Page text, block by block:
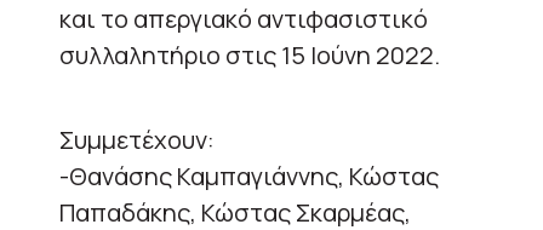
και το απεργιακό αντιφασιστικό
συλλαλητήριο στις 15 Ιούνη 2022.
Συμμετέχουν:
-Θανάσης Καμπαγιάννης, Κώστας
Παπαδάκης, Κώστας Σκαρμέας,